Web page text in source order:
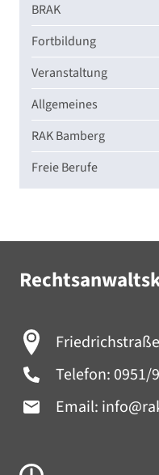
BRAK
Fortbildung
Veranstaltung
Allgemeines
RAK Bamberg
Freie Berufe
Telefon: 0951/
Email: